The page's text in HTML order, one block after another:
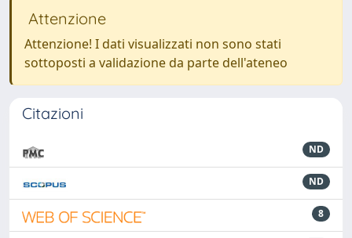
Attenzione
Attenzione! I dati visualizzati non sono stati
sottoposti a validazione da parte dell'ateneo
Citazioni
ND
ND
8